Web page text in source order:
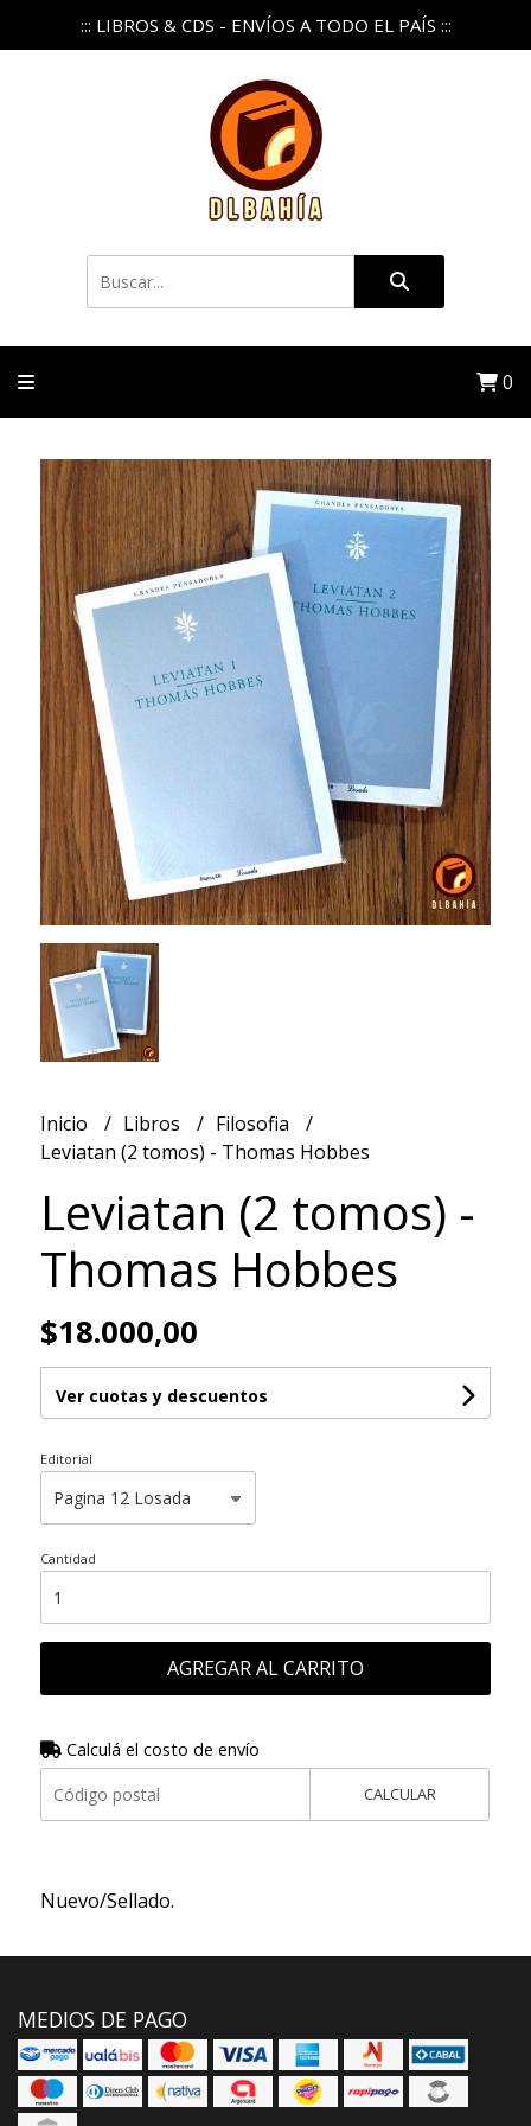
::: LIBROS & CDS - ENVÍOS A TODO EL PAÍS :::
0
Inicio Libros
Filosofia
Leviatan (2 tomos) - Thomas Hobbes
Leviatan (2 tomos) -
Thomas Hobbes
$18.000,00
Ver cuotas y descuentos
Editorial
Cantidad
AGREGAR AL CARRITO
Calculá el costo de envío
CALCULAR
Nuevo/Sellado.
MEDIOS DE PAGO